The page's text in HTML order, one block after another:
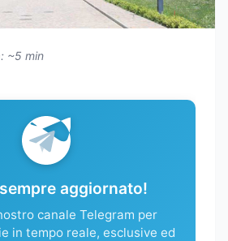
~5 min
aggiornato!
canale Telegram per
in tempo reale, esclusive ed